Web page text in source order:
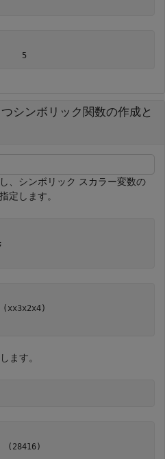
5
シンボリック関数の作成と
、シンボリック スカラー変数の
定します。
( xx3x2x4)
ます。
( 28416)